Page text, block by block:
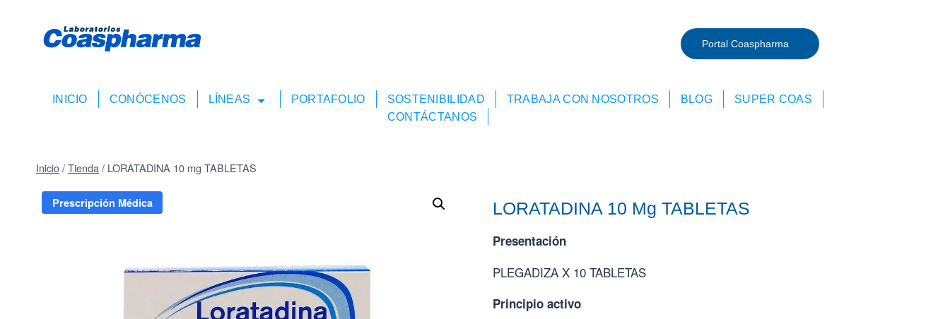
Portal Coaspharma
INICIO CONÓCENOS LÍNEAS PORTAFOLIO SOSTENIBILIDAD TRABAJA CON NOSOTROS BLOG
SUPER COAS
CONTÁCTANOS
Inicio/Tienda / LORATADINA 10 mg TABLETAS
Prescripción Médica LORATADINA 10 Mg TABLETAS
Presentación
PLEGADIZA X 10 TABLETAS
Principio activo